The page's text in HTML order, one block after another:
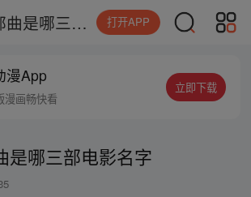
诡神冢三部曲是哪三部电影名字 打开APP
漫App
漫画畅快看
立即下载
是哪三部电影名字